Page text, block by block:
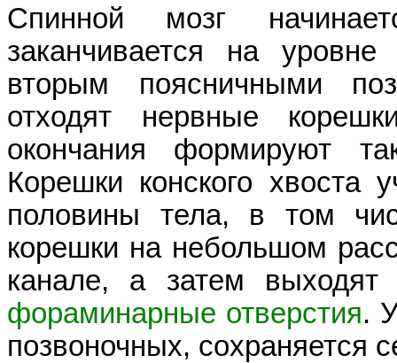
Спинной мозг
заканчивается на
вторым поясничными
отходят нервные
окончания формируют
Корешки конского хвоста
половины тела, в том
корешки на небольшом
канале, а затем выходят
фораминарные отверстия.
позвоночных, сохраняется